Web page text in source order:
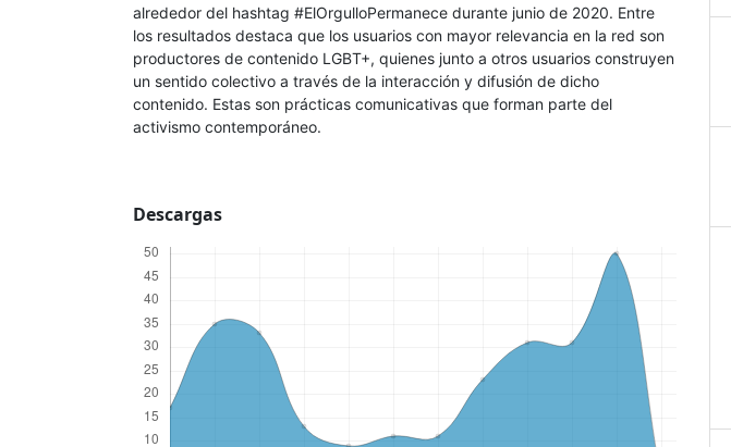
alrededor del hashtag #ElOrgulloPermanece durante junio de 2020. Entre
los resultados destaca que los usuarios con mayor relevancia en la red son
productores de contenido LGBT+, quienes junto a otros usuarios construyen
un sentido colectivo a través de la interacción y difusión de dicho
contenido. Estas son prácticas comunicativas que forman parte del
activismo contemporáneo.
Descargas